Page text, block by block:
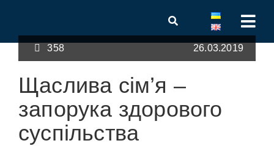
358 26.03.2019
Щаслива сім’я –
запорука здорового
суспільства